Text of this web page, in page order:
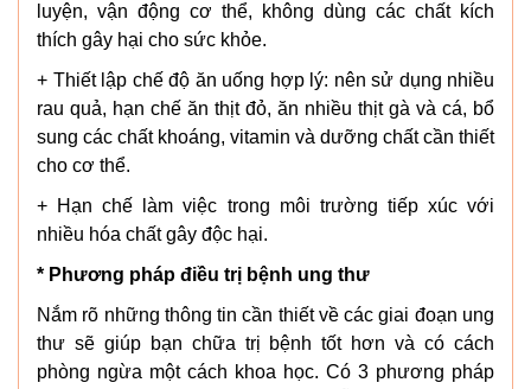
luyện, vận động cơ thể, không dùng các chất kích
thích gây hại cho sức khỏe.
+ Thiết lập chế độ ăn uống hợp lý: nên sử dụng nhiều
rau quả, hạn chế ăn thịt đỏ, ăn nhiều thịt gà và cá, bổ
sung các chất khoáng, vitamin và dưỡng chất cần thiết
cho cơ thể.
+ Hạn chế làm việc trong môi trường tiếp xúc với
nhiều hóa chất gây độc hại.
* Phương pháp điều trị bệnh ung thư
Nắm rõ những thông tin cần thiết về các giai đoạn ung
thư sẽ giúp bạn chữa trị bệnh tốt hơn và có cách
phòng ngừa một cách khoa học. Có 3 phương pháp